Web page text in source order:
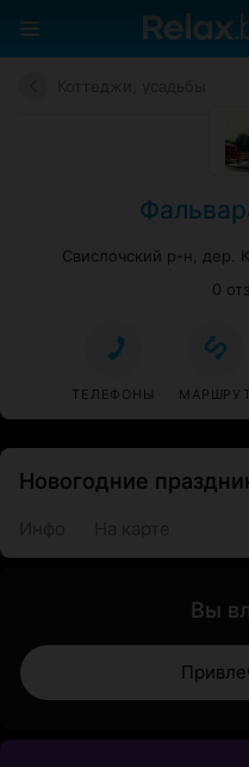
Свислочский р-н, дер.
0
ТЕЛЕФОНЫ МАРШРУТ
Новогодние
Вы